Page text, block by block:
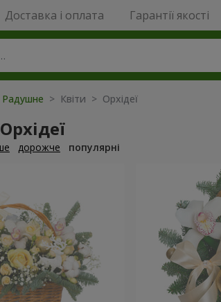
Доставка і оплата Гарантії якості
Радушне > Квіти > Орхідеї
дорожче популярні